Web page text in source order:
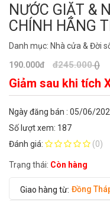
NƯỚC GIẶT &
CHÍNH HÃNG
Danh mục: Nhà cửa & Đời
190.000đ
đ245.000()
Giảm sau khi tích
Ngày đăng bán : 05/06/
Số lượt xem: 187
Đánh giá:
(0)
Trạng thái: Còn hàng
Đồng